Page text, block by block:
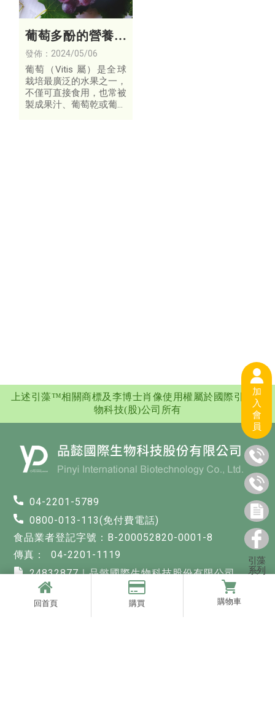
加
入
會
員
引藻
系列
葡萄多酚的營養價
值與保健潛力
發佈：2024/05/06
葡萄（Vitis 屬）是全球
栽培最廣泛的水果之一，
不僅可直接食用，也常被
製成果汁、葡萄乾或葡萄
回首頁 購買 購物車
上述引藻™相關商標及李博士肖像使用權屬於國際引藻生
物科技(股)公司所有
04-2201-5789
0800-013-113(免付費電話)
食品業者登記字號：B-200052820-0001-8
04-2201-1119
24832877｜品懿國際生物科技股份有限公司
pinyibio.tw@gmail.com
台中市北區太原路一段532號7樓之一